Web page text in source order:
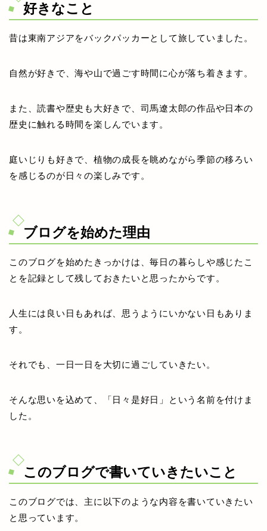
好きなこと
昔は東南アジアをバックパッカーとして旅していました。
自然が好きで、海や山で過ごす時間に心が落ち着きます。
また、読書や歴史も大好きで、司馬遼太郎の作品や日本の
歴史に触れる時間を楽しんでいます。
庭いじりも好きで、植物の成長を眺めながら季節の移ろい
を感じるのが日々の楽しみです。
ブログを始めた理由
このブログを始めたきっかけは、毎日の暮らしや感じたこ
とを記録として残しておきたいと思ったからです。
人生には良い日もあれば、思うようにいかない日もありま
す。
それでも、一日一日を大切に過ごしていきたい。
そんな思いを込めて、「日々是好日」という名前を付けま
した。
このブログで書いていきたいこと
このブログでは、主に以下のような内容を書いていきたい
と思っています。